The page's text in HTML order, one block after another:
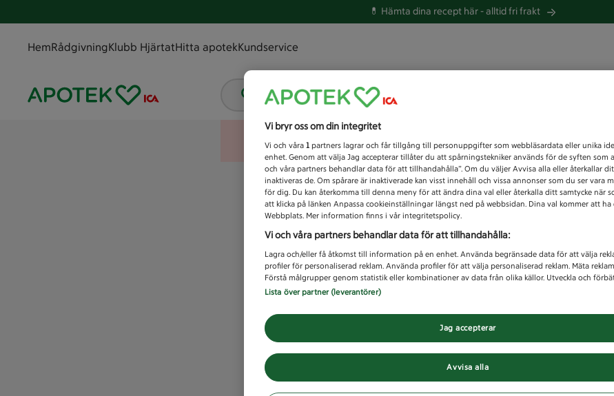
💊 Hämta dina recept här -alltid fri frakt
HemRådgivningKlubb HjärtatHitta apotekKundservice
Vad letar du efter idag?
Unknown error
Vi bryr oss om din integritet
Vi och våra 1 partners lagrar och får tillgång till personuppgifter som webbläsardata eller unika
enhet. Genom att välja Jag accepterar tillåter du att spårningstekniker används för de syften som
och våra partners behandlar data för att tillhandahålla”. Om du väljer Avvisa alla eller återkallar
inaktiveras de. Om spårare är inaktiverade kan visst innehåll och vissa annonser som du ser vara
för dig. Du kan återkomma till denna meny för att ändra dina val eller återkalla ditt samtycke när
att klicka på länken Anpassa cookieinställningar längst ned på webbsidan. Dina val kommer att
Webbplats. Mer information finns i vår integritetspolicy.
Vi och våra partners behandlar data för att tillhandahålla:
Lagra och/eller få åtkomst till information på en enhet. Använda begränsade data för att välja
profiler för personaliserad reklam. Använda profiler för att välja personaliserad reklam. Mäta
Förstå målgrupper genom statistik eller kombinationer av data från olika källor. Utveckla och
Lista över partner (leverantörer)
Avvisa alla
Jag accepterar